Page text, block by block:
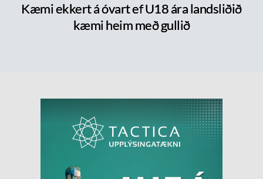
Kæmi ekkert á óvart ef U18 ára landsliðið
kæmi heim með gullið